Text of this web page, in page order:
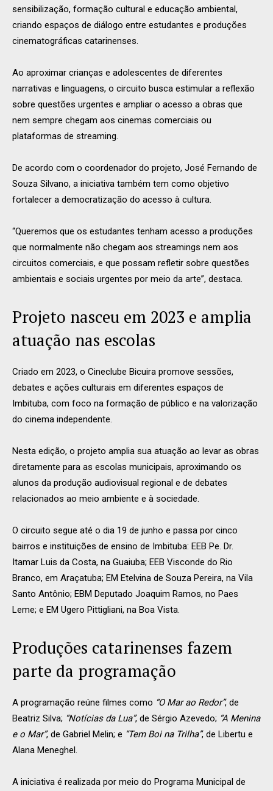
sensibilização, formação cultural e educação ambiental,
criando espaços de diálogo entre estudantes e produções
cinematográficas catarinenses.
Ao aproximar crianças e adolescentes de diferentes
narrativas e linguagens, o circuito busca estimular a reflexão
sobre questões urgentes e ampliar o acesso a obras que
nem sempre chegam aos cinemas comerciais ou
plataformas de streaming.
De acordo com o coordenador do projeto, José Fernando de
Souza Silvano, a iniciativa também tem como objetivo
fortalecer a democratização do acesso à cultura.
“Queremos que os estudantes tenham acesso a produções
que normalmente não chegam aos streamings nem aos
circuitos comerciais, e que possam refletir sobre questões
ambientais e sociais urgentes por meio da arte”, destaca.
Projeto nasceu em 2023 e amplia
atuação nas escolas
Criado em 2023, o Cineclube Bicuira promove sessões,
debates e ações culturais em diferentes espaços de
Imbituba, com foco na formação de público e na valorização
do cinema independente.
Nesta edição, o projeto amplia sua atuação ao levar as obras
diretamente para as escolas municipais, aproximando os
alunos da produção audiovisual regional e de debates
relacionados ao meio ambiente e à sociedade.
O circuito segue até o dia 19 de junho e passa por cinco
bairros e instituições de ensino de Imbituba: EEB Pe. Dr.
Itamar Luis da Costa, na Guaiuba; EEB Visconde do Rio
Branco, em Araçatuba; EM Etelvina de Souza Pereira, na Vila
Santo Antônio; EBM Deputado Joaquim Ramos, no Paes
Leme; e EM Ugero Pittigliani, na Boa Vista.
Produções catarinenses fazem
parte da programação
A programação reúne filmes como “O Mar ao Redor”, de
Beatriz Silva; “Notícias da Lua”, de Sérgio Azevedo; “A Menina
e o Mar”, de Gabriel Melin; e “Tem Boi na Trilha”, de Libertu e
Alana Meneghel.
A iniciativa é realizada por meio do Programa Municipal de